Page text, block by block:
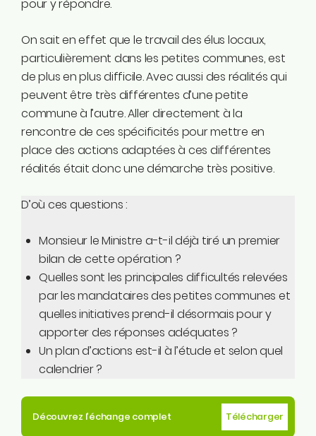
pour y répondre.
On sait en effet que le travail des élus locaux,
particulièrement dans les petites communes, est
de plus en plus difficile. Avec aussi des réalités qui
peuvent être très différentes d’une petite
commune à l’autre. Aller directement à la
rencontre de ces spécificités pour mettre en
place des actions adaptées à ces différentes
réalités était donc une démarche très positive.
D’où ces questions :
Monsieur le Ministre a-t-il déjà tiré un premier
bilan de cette opération ?
Quelles sont les principales difficultés relevées
par les mandataires des petites communes et
quelles initiatives prend-il désormais pour y
apporter des réponses adéquates ?
Un plan d’actions est-il à l’étude et selon quel
calendrier ?
Découvrez l’échange complet Télécharger